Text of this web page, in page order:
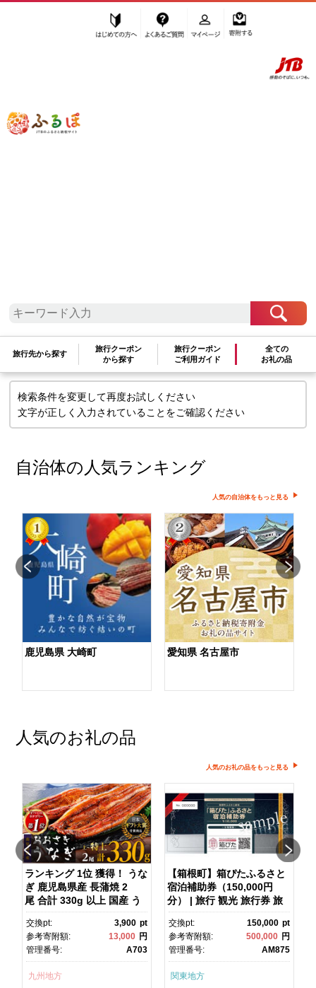
ふるぽ JTBのふるさと納税サイト
旅行先から探す
旅行クーポン
から探す
旅行クーポン
ご利用ガイド
全ての
お礼の品
「ふるさと納税」TOP
検索条件に一致するお礼の品はありま
せん
検索条件を変更して再度お試しください
文字が正しく入力されていることをご確認ください
自治体の人気ランキング
人気の自治体をもっと見る
鹿児島県 大崎町 愛知県 名古屋市
人気のお礼の品
人気のお礼の品をもっと見る
ランキング 1位 獲得！ うな
ぎ 鹿児島県産 長蒲焼 2
尾 合計 330g 以上 国産 う
なぎ 鰻 ウナギ 蒲焼き 蒲
焼 かばやき 魚 魚介 魚貝 海
鮮 うな重 ひつまぶし 蒲
焼 訳あり ギフト 人気 おす
半島 A703
交換pt: 3,900 pt
参考寄附額:
13,000 円
管理番号:
A703
九州地方
【箱根町】箱ぴたふるさと
宿泊補助券（150,000円
分） | 旅行 観光 旅行券 旅
行クーポン クーポン 箱根
町ふるさと納税 神奈川県ふ
るさと納税 神奈川県 箱根
町
交換pt: 150,000 pt
参考寄附額:
500,000 円
管理番号:
AM875
関東地方